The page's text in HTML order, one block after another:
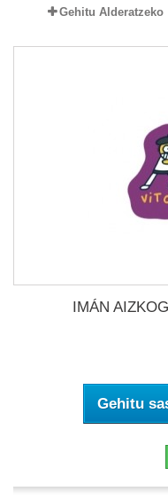
Gehitu Alderatzeko
IMÁN
Gehitu